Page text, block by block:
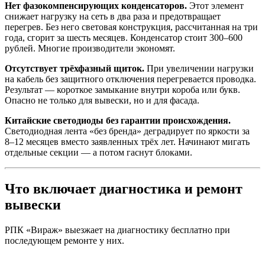
Нет фазокомпенсирующих конденсаторов. Этот элемент
снижает нагрузку на сеть в два раза и предотвращает
перегрев. Без него световая конструкция, рассчитанная на три
года, сгорит за шесть месяцев. Конденсатор стоит 300–600
рублей. Многие производители экономят.
Отсутствует трёхфазный щиток. При увеличении нагрузки
на кабель без защитного отключения перегревается проводка.
Результат — короткое замыкание внутри короба или букв.
Опасно не только для вывески, но и для фасада.
Китайские светодиоды без гарантии происхождения.
Светодиодная лента «без бренда» деградирует по яркости за
8–12 месяцев вместо заявленных трёх лет. Начинают мигать
отдельные секции — а потом гаснут блоками.
Что включает диагностика и ремонт
вывески
РПК «Вираж» выезжает на диагностику бесплатно при
последующем ремонте у них.